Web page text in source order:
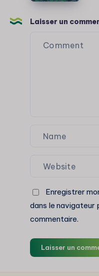
:
expérience
Laisser un
Enregistrer
dans le navigateur
commentaire.
Laisser un